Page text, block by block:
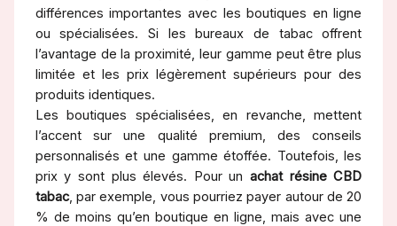
différences importantes avec les boutiques en ligne
ou spécialisées. Si les bureaux de tabac offrent
l’avantage de la proximité, leur gamme peut être plus
limitée et les prix légèrement supérieurs pour des
produits identiques.
Les boutiques spécialisées, en revanche, mettent
l’accent sur une qualité premium, des conseils
personnalisés et une gamme étoffée. Toutefois, les
prix y sont plus élevés. Pour un achat résine CBD
tabac, par exemple, vous pourriez payer autour de 20
% de moins qu’en boutique en ligne, mais avec une